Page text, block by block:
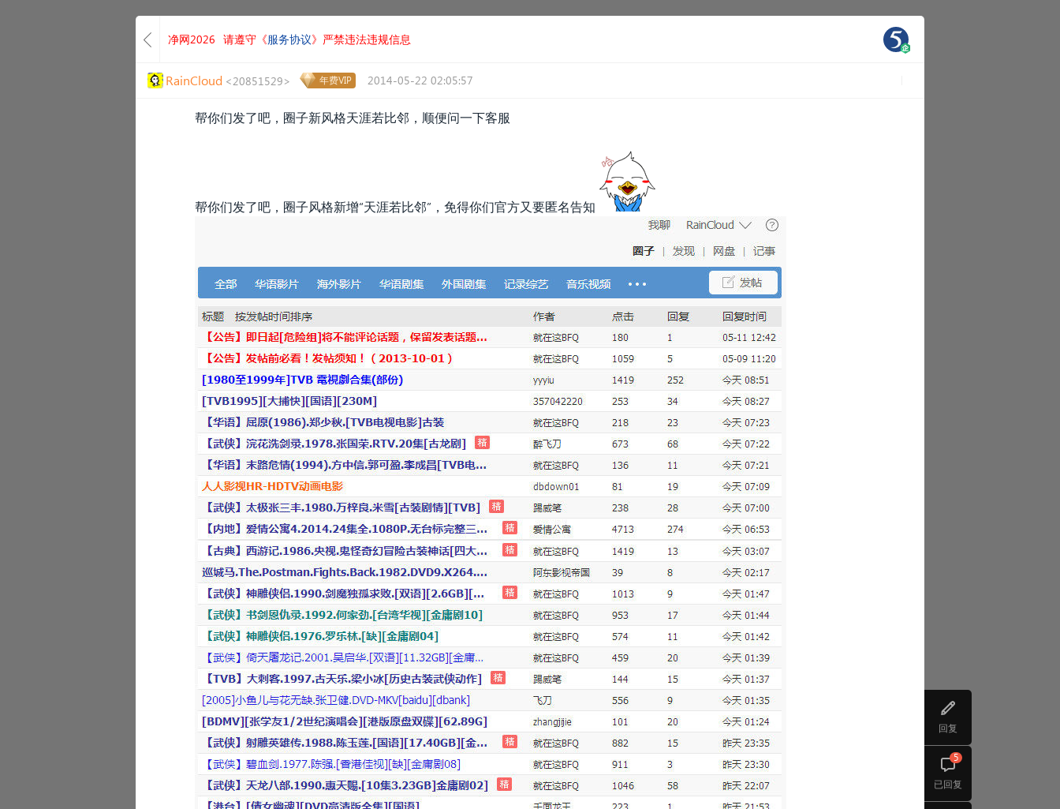
回复
已回复
5
净网2026 请遵守《服务协议》严禁违法违规信息
RainCloud <20851529> 年费VIP 2014-05-22 02:05:57
帮你们发了吧，圈子新风格天涯若比邻， 顺便问一下客服
帮你们发了吧，圈子风格新增“天涯若比邻”，免得你们官方又要匿名告知